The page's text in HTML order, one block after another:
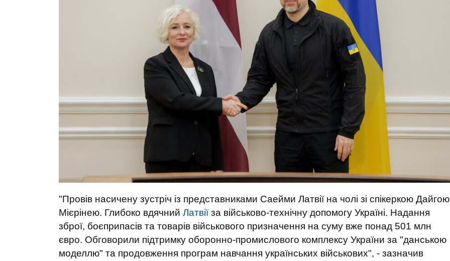
"Провів насичену зустріч із представниками Саейми Латвії на чолі зі спікеркою Дайгою
Мієрінею. Глибоко вдячний Латвіїза військово-технічну допомогу Україні. Надання
зброї, боєприпасів та товарів військового призначення на суму вже понад 501 млн
євро. Обговорили підтримку оборонно-промислового комплексу України за "данською
моделлю" та продовження програм навчання українських військових", - зазначив